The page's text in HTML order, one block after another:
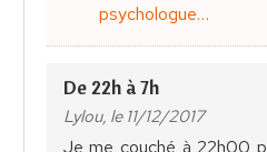
psychologue…
De 22h à 7h
Lylou, le 11/12/2017